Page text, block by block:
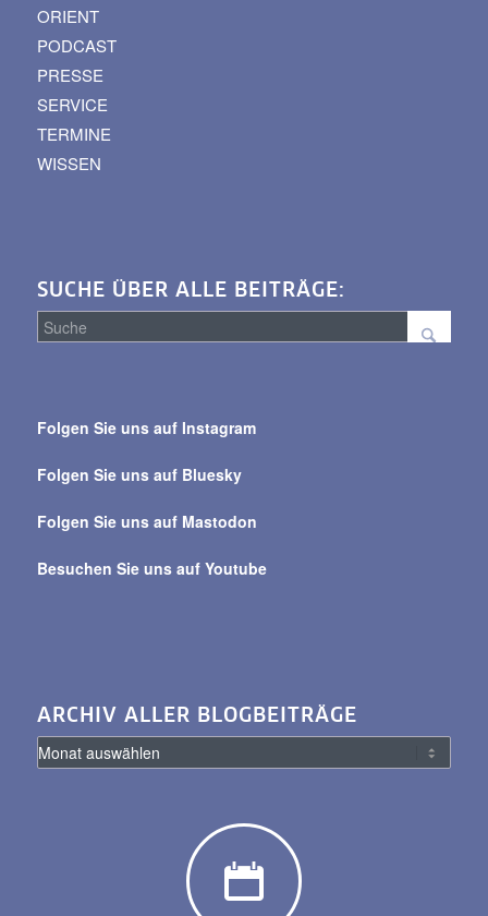
ORIENT
PODCAST
PRESSE
SERVICE
TERMINE
WISSEN
SUCHE ÜBER ALLE BEITRÄGE:
alle
Folgen Sie uns auf Instagram
Folgen Sie uns auf Bluesky
Folgen Sie uns auf Mastodon
Besuchen Sie uns auf Youtube
ARCHIV ALLER BLOGBEITRÄGE